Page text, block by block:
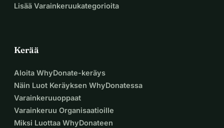
Lisää Varainkeruukategorioita
Kerää
Aloita WhyDonate-keräys
Näin Luot Keräyksen WhyDonatessa
Varainkeruuoppaat
Varainkeruu Organisaatioille
Miksi Luottaa WhyDonateen